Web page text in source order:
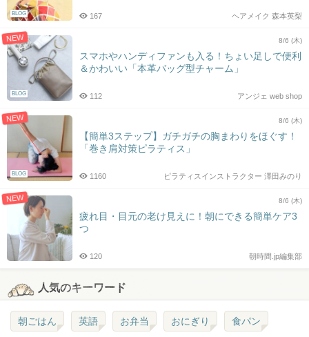
BLOG ヘアメイク 森本英梨
167
NEW
BLOG
8/6 (木)
スマホやハンディファンも入る！ちょい足しで便利
＆かわいい「本革バッグ型チャーム」
アンジェ web shop
112
NEW
BLOG
8/6 (木)
【簡単3ステップ】ガチガチの胸まわりをほぐす！
「巻き肩対策ピラティス」
ピラティスインストラクター 澤田みのり
1160
NEW 8/6 (木)
疲れ目・目元の老け見えに！朝にできる簡単ケア3
つ
朝時間.jp編集部
120
人気のキーワード
朝ごはん 英語 お弁当 おにぎり 食パン